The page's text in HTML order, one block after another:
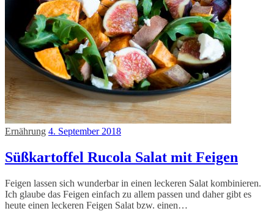
Ernährung 4. September 2018
Süßkartoffel Rucola Salat mit Feigen
Feigen lassen sich wunderbar in einen leckeren Salat kombinieren.
Ich glaube das Feigen einfach zu allem passen und daher gibt es
heute einen leckeren Feigen Salat bzw. einen…